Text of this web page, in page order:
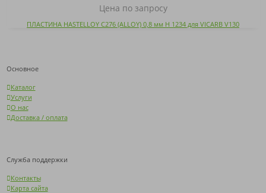
Цена по запросу
ПЛАСТИНА HASTELLOY C276 (ALLOY) 0,8 мм H 1234 для VICARB V130
Основное
Каталог
Услуги
О нас
Доставка / оплата
Служба поддержки
Контакты
Карта сайта